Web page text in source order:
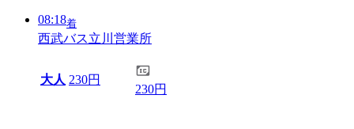
08:18着
西武バス立川営業所
大人 230円
230円